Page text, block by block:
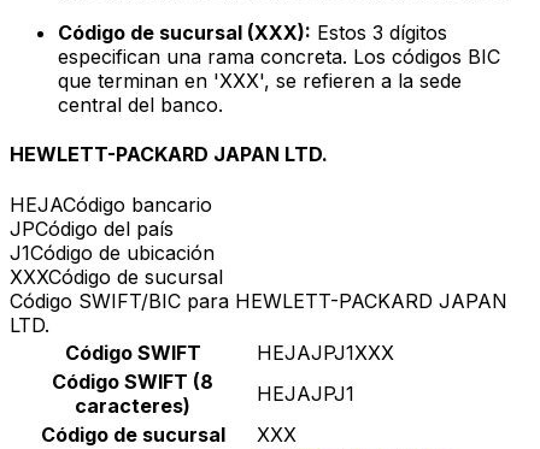
Código de sucursal (XXX): Estos 3 dígitos
especifican una rama concreta. Los códigos BIC
que terminan en 'XXX', se refieren a la sede
central del banco.
HEWLETT-PACKARD JAPAN LTD.
HEJACódigo bancario
JPCódigo del país
J1Código de ubicación
XXXCódigo de sucursal
Código SWIFT/BIC para HEWLETT-PACKARD JAPAN
LTD.
Código SWIFT
HEJAJPJ1XXX
Código SWIFT (8
caracteres)
HEJAJPJ1
Código de sucursal
XXX